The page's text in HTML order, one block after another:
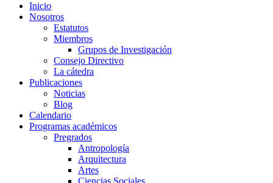
Inicio
Nosotros
Estatutos
Miembros
Grupos de Investigación
Consejo Directivo
La cátedra
Publicaciones
Noticias
Blog
Calendario
Programas académicos
Pregrados
Antropología
Arquitectura
Artes
Ciencias Sociales